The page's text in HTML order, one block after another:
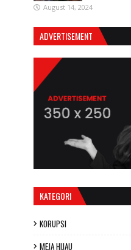
August 14, 2024
ADVERTISEMENT
KATEGORI
KORUPSI
MEJA HIJAU